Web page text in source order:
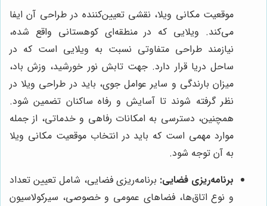
موقعیت مکانی ویلا، نقشی تعیین‌کننده در طراحی آن ایفا
می‌کند. ویلایی که در منطقه‌ای کوهستانی واقع شده،
نیازمند طراحی متفاوتی نسبت به ویلایی است که در
ساحل دریا قرار دارد. جهت تابش نور خورشید، وزش باد،
میزان بارندگی و سایر عوامل جوی، باید در طراحی ویلا در
نظر گرفته شوند تا آسایش و رفاه ساکنان تضمین شود.
همچنین، دسترسی به امکانات رفاهی و خدماتی، از جمله
موارد مهمی است که باید در انتخاب موقعیت مکانی ویلا
به آن توجه شود.
برنامه‌ریزی فضایی: برنامه‌ریزی فضایی، شامل تعیین تعداد
و نوع اتاق‌ها، فضاهای عمومی و خصوصی، سیرکولاسیون